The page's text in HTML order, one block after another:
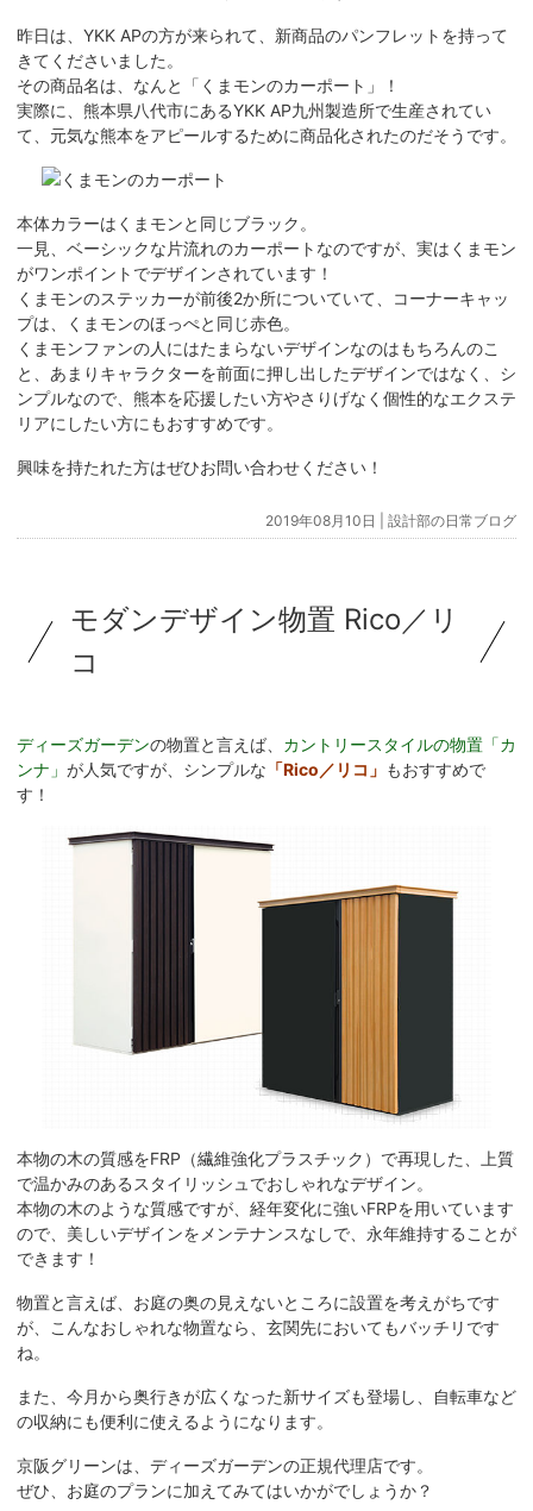
昨日は、YKK APの方が来られて、新商品のパンフレットを持って
きてくださいました。
その商品名は、なんと「くまモンのカーポート」！
実際に、熊本県八代市にあるYKK AP九州製造所で生産されてい
て、元気な熊本をアピールするために商品化されたのだそうです。
本体カラーはくまモンと同じブラック。
一見、ベーシックな片流れのカーポートなのですが、実はくまモン
がワンポイントでデザインされています！
くまモンのステッカーが前後2か所についていて、コーナーキャッ
プは、くまモンのほっぺと同じ赤色。
くまモンファンの人にはたまらないデザインなのはもちろんのこ
と、あまりキャラクターを前面に押し出したデザインではなく、シ
ンプルなので、熊本を応援したい方やさりげなく個性的なエクステ
リアにしたい方にもおすすめです。
興味を持たれた方はぜひお問い合わせください！
2019年08月10日 | 設計部の日常ブログ
モダンデザイン物置 Rico／リ
コ
ディーズガーデンの物置と言えば、 カントリースタイルの物置「カ
ンナ」 が人気ですが、シンプルな 「Rico／リコ」 もおすすめで
す！
本物の木の質感をFRP（繊維強化プラスチック）で再現した、上質
で温かみのあるスタイリッシュでおしゃれなデザイン。
本物の木のような質感ですが、経年変化に強いFRPを用いています
ので、美しいデザインをメンテナンスなしで、永年維持することが
できます！
物置と言えば、お庭の奥の見えないところに設置を考えがちです
が、こんなおしゃれな物置なら、玄関先においてもバッチリです
ね。
また、今月から奥行きが広くなった新サイズも登場し、自転車など
の収納にも便利に使えるようになります。
京阪グリーンは、ディーズガーデンの正規代理店です。
ぜひ、お庭のプランに加えてみてはいかがでしょうか？